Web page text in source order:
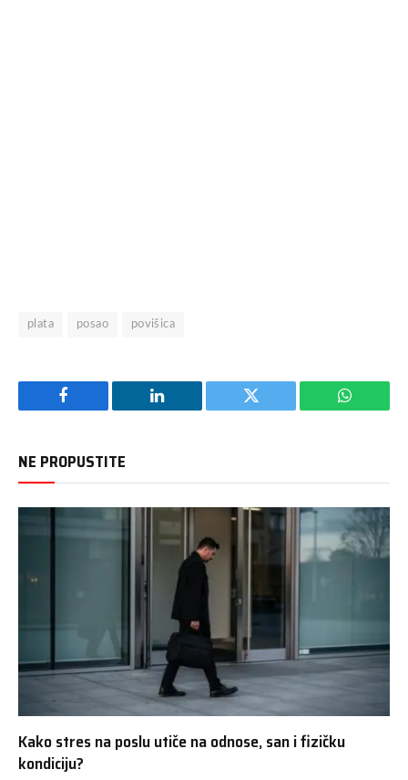
plata posao povišica
Facebook LinkedIn Twitter
NE PROPUSTITE
Kako stres na poslu utiče na odnose, san i fizičku
kondiciju?